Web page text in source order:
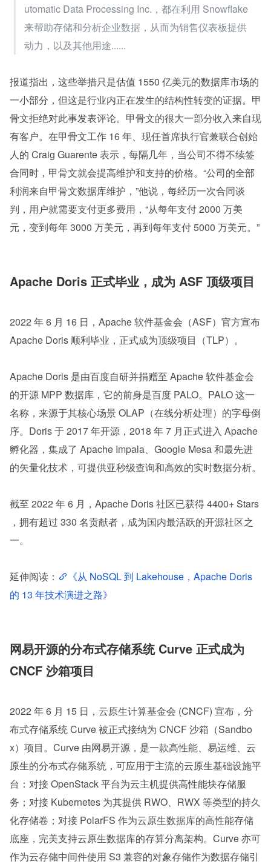
utomatic Data Processing Inc.，都在利用 Snowflake
来帮助存储和分析企业数据，从而为销售仪表板提供
动力，以及其他用途......
报道指出，这些举措只是估值 1550 亿美元的数据库市场的
一小部分，但这是行业内正在发生的结构性转变的证据。甲
骨文拒绝对此事发表评论。甲骨文的很大一部分收入来自现
有客户。在甲骨文工作 16 年、现任首席执行官兼联合创始
人的 Craig Guarente 表示，每隔几年，当公司不得不续签
合同时，甲骨文就会提高维护和支持的价格。“公司的全部
利润来自甲骨文数据库维护，”他说，每经历一次合同谈
判，用户就需要支付更多费用，“从每年支付 2000 万美
元，变到每年 3000 万美元，再到每年支付 5000 万美元。”
Apache Doris 正式毕业，成为 ASF 顶级项目
2022 年 6 月 16 日，Apache 软件基金会（ASF）官方宣布
Apache Doris 顺利毕业，正式成为顶级项目（TLP）。
Apache Doris 是由百度自研并捐赠至 Apache 软件基金会
的开源 MPP 数据库，它的前身是百度 PALO。PALO 这一
名称，来源于其核心场景 OLAP（在线分析处理）的字母倒
序。Doris 于 2017 年开源，2018 年 7 月正式进入 Apache
孵化器，集成了 Apache Impala、Google Mesa 和最先进
的矢量化技术，可提供亚秒级查询和高效的实时数据分析。
截至 2022 年 6 月，Apache Doris 社区已获得 4400+ Stars
，拥有超过 330 名贡献者，成为国内最活跃的开源社区之
一。
延伸阅读：
《从 NoSQL 到 Lakehouse，Apache Doris
的 13 年技术演进之路》
网易开源的分布式存储系统 Curve 正式成为
CNCF 沙箱项目
2022 年 6 月 15 日，云原生计算基金会 (CNCF) 宣布，分
布式存储系统 Curve 被正式接纳为 CNCF 沙箱（Sandbo
x）项目。Curve 由网易开源，是一款高性能、易运维、云
原生的分布式存储系统，可应用于主流的云原生基础设施平
台：对接 OpenStack 平台为云主机提供高性能块存储服
务；对接 Kubernetes 为其提供 RWO、RWX 等类型的持久
化存储卷；对接 PolarFS 作为云原生数据库的高性能存储
底座，完美支持云原生数据库的存算分离架构。Curve 亦可
作为云存储中间件使用 S3 兼容的对象存储作为数据存储引